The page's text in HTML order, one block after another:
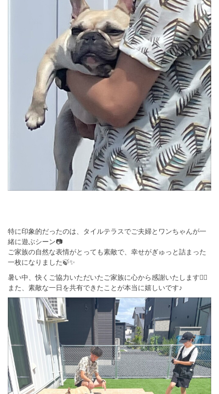
特に印象的だったのは、タイルテラスでご夫婦とワンちゃんが一
緒に遊ぶシーン📷
ご家族の自然な表情がとっても素敵で、幸せがぎゅっと詰まった
一枚になりました🍃✨
暑い中、快くご協力いただいたご家族に心から感謝いたします🙇‍♀️
また、素敵な一日を共有できたことが本当に嬉しいです♪